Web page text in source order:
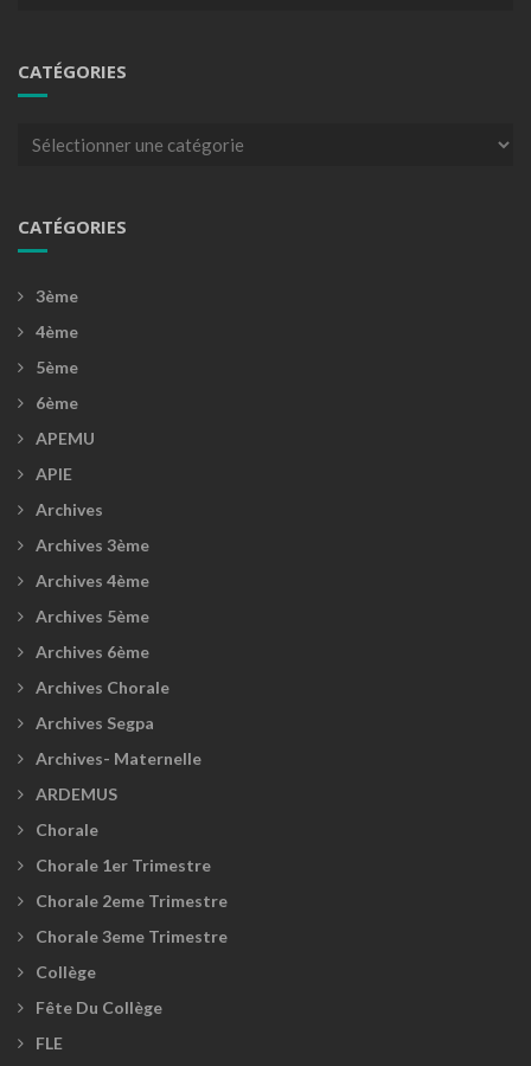
CATÉGORIES
Catégories
CATÉGORIES
3ème
4ème
5ème
6ème
APEMU
APIE
Archives
Archives 3ème
Archives 4ème
Archives 5ème
Archives 6ème
Archives Chorale
Archives Segpa
Archives- Maternelle
ARDEMUS
Chorale
Chorale 1er Trimestre
Chorale 2eme Trimestre
Chorale 3eme Trimestre
Collège
Fête Du Collège
FLE